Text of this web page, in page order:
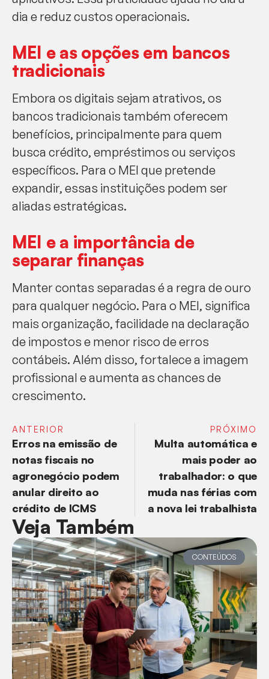
dia e reduz custos operacionais.
MEI e as opções em bancos
tradicionais
Embora os digitais sejam atrativos, os
bancos tradicionais também oferecem
benefícios, principalmente para quem
busca crédito, empréstimos ou serviços
específicos. Para o MEI que pretende
expandir, essas instituições podem ser
aliadas estratégicas.
MEI e a importância de
separar finanças
Manter contas separadas é a regra de ouro
para qualquer negócio. Para o MEI, significa
mais organização, facilidade na declaração
de impostos e menor risco de erros
contábeis. Além disso, fortalece a imagem
profissional e aumenta as chances de
crescimento.
ANTERIOR
Erros na emissão de
notas fiscais no
agronegócio podem
anular direito ao
crédito de ICMS
PRÓXIMO
Multa automática e
mais poder ao
trabalhador: o que
muda nas férias com
a nova lei trabalhista
Veja Também
CONTEÚDOS